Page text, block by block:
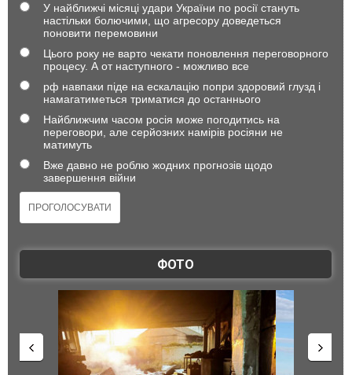
У найближчі місяці удари України по росії стануть
настільки болючими, що агресору доведеться
поновити перемовини
Цього року не варто чекати поновлення переговорного
процесу. А от наступного - можливо все
рф навпаки піде на ескалацію попри здоровий глузд і
намагатиметься триматися до останнього
Найближчим часом росія може погодитись на
переговори, але серйозних намірів росіяни не
матимуть
Вже давно не роблю жодних прогнозів щодо
завершення війни
ФОТО